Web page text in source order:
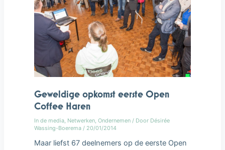
Geweldige opkomst eerste Open
Coffee Haren
In de media, Netwerken, Ondernemen/ Door Désirée
Wassing-Boerema / 20/01/2014
Maar liefst 67 deelnemers op de eerste Open